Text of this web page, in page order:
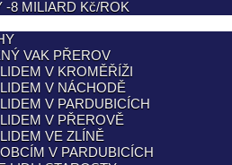
-8 MILIARD Kč/ROK
VAK PŘEROV
V KROMĚŘÍŽI
V NÁCHODĚ
V PARDUBICÍCH
V PŘEROVĚ
VE ZLÍNĚ
V PARDUBICÍCH